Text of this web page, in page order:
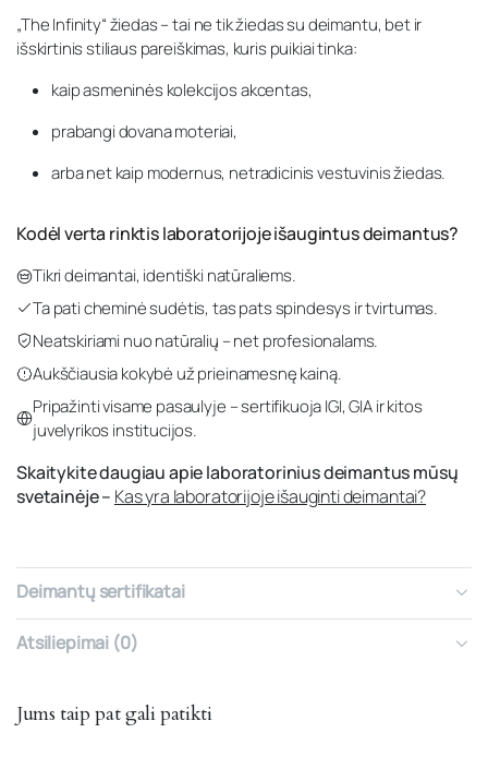
„The Infinity“ žiedas – tai ne tik žiedas su deimantu, bet ir
išskirtinis stiliaus pareiškimas, kuris puikiai tinka:
kaip asmeninės kolekcijos akcentas,
prabangi dovana moteriai,
arba net kaip modernus, netradicinis vestuvinis žiedas.
Kodėl verta rinktis laboratorijoje išaugintus deimantus?
Tikri deimantai, identiški natūraliems.
Ta pati cheminė sudėtis, tas pats spindesys ir tvirtumas.
Neatskiriami nuo natūralių – net profesionalams.
Aukščiausia kokybė už prieinamesnę kainą.
Pripažinti visame pasaulyje – sertifikuoja IGI, GIA ir kitos
juvelyrikos institucijos.
Skaitykite daugiau apie laboratorinius deimantus mūsų
svetainėje – Kas yra laboratorijoje išauginti deimantai?
Deimantų sertifikatai
Atsiliepimai (0)
Jums taip pat gali patikti